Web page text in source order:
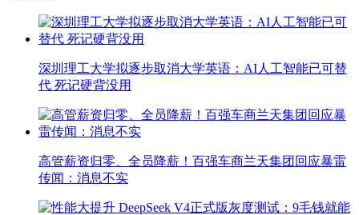
深圳理工大学拟逐步取消大学英语：AI人工智能已可替
代 死记硬背没用
高管薪资归零、全员降薪！百强车商兰天集团回应暴雷
传闻：消息不实